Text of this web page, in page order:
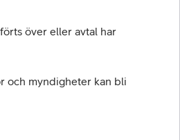
över eller avtal har
och myndigheter kan bli